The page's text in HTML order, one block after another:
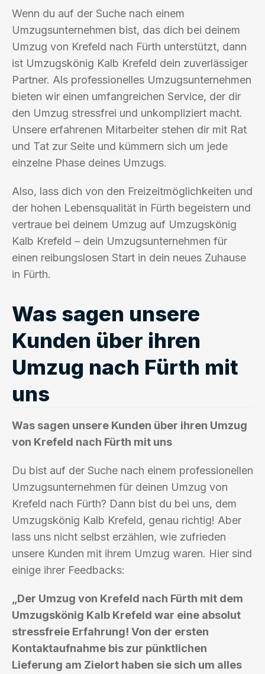
Wenn du auf der Suche nach einem
Umzugsunternehmen bist, das dich bei deinem
Umzug von Krefeld nach Fürth unterstützt, dann
ist Umzugskönig Kalb Krefeld dein zuverlässiger
Partner. Als professionelles Umzugsunternehmen
bieten wir einen umfangreichen Service, der dir
den Umzug stressfrei und unkompliziert macht.
Unsere erfahrenen Mitarbeiter stehen dir mit Rat
und Tat zur Seite und kümmern sich um jede
einzelne Phase deines Umzugs.
Also, lass dich von den Freizeitmöglichkeiten und
der hohen Lebensqualität in Fürth begeistern und
vertraue bei deinem Umzug auf Umzugskönig
Kalb Krefeld – dein Umzugsunternehmen für
einen reibungslosen Start in dein neues Zuhause
in Fürth.
Was sagen unsere
Kunden über ihren
Umzug nach Fürth mit
uns
Was sagen unsere Kunden über ihren Umzug
von Krefeld nach Fürth mit uns
Du bist auf der Suche nach einem professionellen
Umzugsunternehmen für deinen Umzug von
Krefeld nach Fürth? Dann bist du bei uns, dem
Umzugskönig Kalb Krefeld, genau richtig! Aber
lass uns nicht selbst erzählen, wie zufrieden
unsere Kunden mit ihrem Umzug waren. Hier sind
einige ihrer Feedbacks:
„Der Umzug von Krefeld nach Fürth mit dem
Umzugskönig Kalb Krefeld war eine absolut
stressfreie Erfahrung! Von der ersten
Kontaktaufnahme bis zur pünktlichen
Lieferung am Zielort haben sie sich um alles